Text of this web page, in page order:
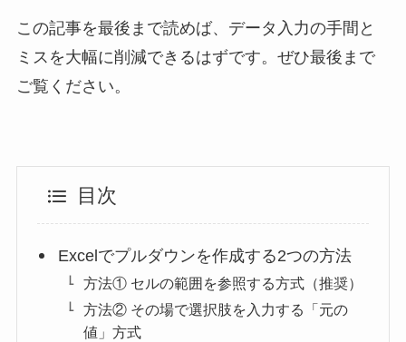
この記事を最後まで読めば、データ入力の手間と
ミスを大幅に削減できるはずです。ぜひ最後まで
ご覧ください。
目次
Excelでプルダウンを作成する2つの方法
方法① セルの範囲を参照する方式（推奨）
方法② その場で選択肢を入力する「元の
値」方式